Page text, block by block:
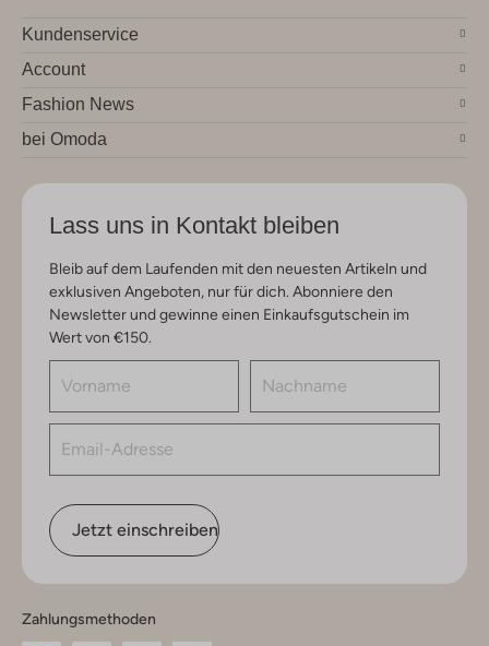
Kundenservice
Account
Fashion News
bei Omoda
Lass uns in Kontakt bleiben
Bleib auf dem Laufenden mit den neuesten Artikeln und
exklusiven Angeboten, nur für dich. Abonniere den
Newsletter und gewinne einen Einkaufsgutschein im
Wert von €150.
Jetzt einschreiben
Zahlungsmethoden